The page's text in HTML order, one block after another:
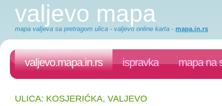
valjevo mapa
mapa valjeva sa pretragom ulica - valjevo online karta - mapa.in.rs
valjevo.mapa.in.rs ispravka mapa na
ULICA: KOSJERIĆKA, VALJEVO